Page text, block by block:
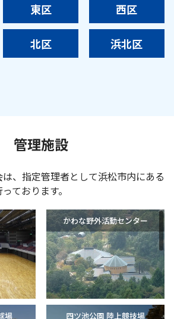
東区 西区
北区 浜北区
管理施設
、指定管理者として浜松市内にある
ております。
かわな野外活動センター
場 四ツ池公園 陸上競技場